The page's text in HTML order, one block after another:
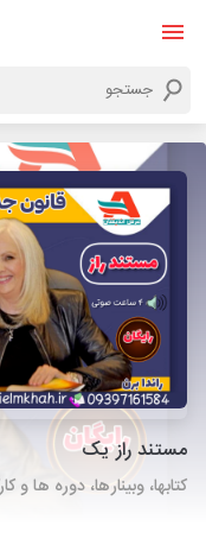
مستند راز یک
کتابها، وبینارها، دوره ها